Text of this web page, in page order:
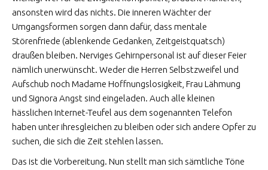
ansonsten wird das nichts. Die inneren Wächter der
Umgangsformen sorgen dann dafür, dass mentale
Störenfriede (ablenkende Gedanken, Zeitgeistquatsch)
draußen bleiben. Nerviges Gehirnpersonal ist auf dieser Feier
nämlich unerwünscht. Weder die Herren Selbstzweifel und
Aufschub noch Madame Hoffnungslosigkeit, Frau Lähmung
und Signora Angst sind eingeladen. Auch alle kleinen
hässlichen Internet-Teufel aus dem sogenannten Telefon
haben unter ihresgleichen zu bleiben oder sich andere Opfer zu
suchen, die sich die Zeit stehlen lassen.
Das ist die Vorbereitung. Nun stellt man sich sämtliche Töne